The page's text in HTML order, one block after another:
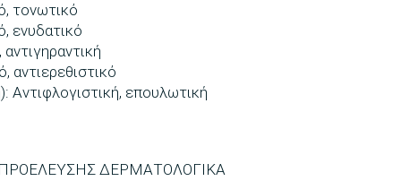
τονωτικό
ενυδατικό
αντιερεθιστικό
Αντιφλογιστική, επουλωτική
ΠΡΟΕΛΕΥΣΗΣ ΔΕΡΜΑΤΟΛΟΓΙΚΑ